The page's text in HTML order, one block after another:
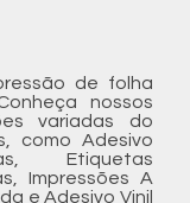
de folha
nossos
variadas do
como Adesivo
Etiquetas
Impressões A
e Adesivo Vinil